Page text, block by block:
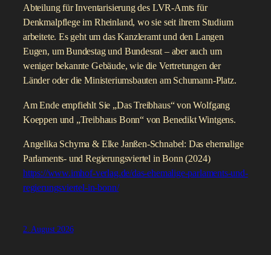
Abteilung für Inventarisierung des LVR-Amts für
Denkmalpflege im Rheinland, wo sie seit ihrem Studium
arbeitete. Es geht um das Kanzleramt und den Langen
Eugen, um Bundestag und Bundesrat – aber auch um
weniger bekannte Gebäude, wie die Vertretungen der
Länder oder die Ministeriumsbauten am Schumann-Platz.
Am Ende empfiehlt Sie „Das Treibhaus“ von Wolfgang
Koeppen und „Treibhaus Bonn“ von Benedikt Wintgens.
Angelika Schyma & Elke Janßen-Schnabel: Das ehemalige
Parlaments- und Regierungsviertel in Bonn (2024)
https://www.imhof-verlag.de/das-ehemalige-parlaments-und-
regierungsviertel-in-bonn/
2. August 2026